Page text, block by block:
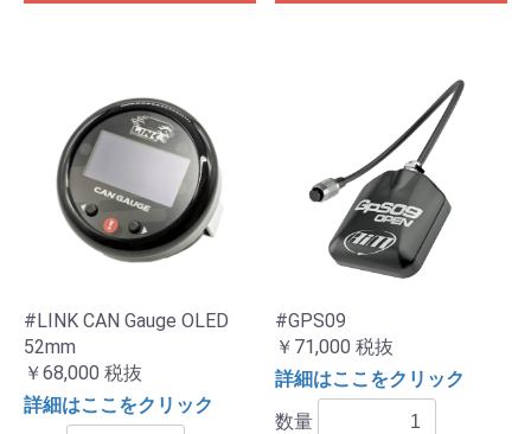
#LINK CAN Gauge OLED
52mm
￥68,000 税抜
詳細はここをクリック
#GPS09
￥71,000 税抜
詳細はここをクリック
数量